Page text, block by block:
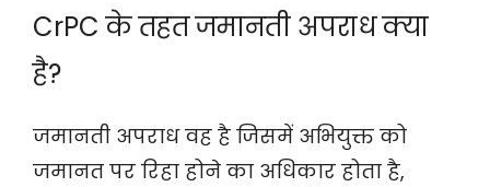
CrPC के तहत जमानती अपराध क्या
है?
जमानती अपराध वह है जिसमें अभियुक्त को
जमानत पर रिहा होने का अधिकार होता है,